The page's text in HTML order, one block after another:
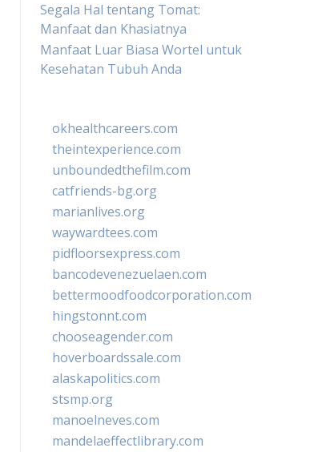
Segala Hal tentang Tomat:
Manfaat dan Khasiatnya
Manfaat Luar Biasa Wortel untuk
Kesehatan Tubuh Anda
okhealthcareers.com
theintexperience.com
unboundedthefilm.com
catfriends-bg.org
marianlives.org
waywardtees.com
pidfloorsexpress.com
bancodevenezuelaen.com
bettermoodfoodcorporation.com
hingstonnt.com
chooseagender.com
hoverboardssale.com
alaskapolitics.com
stsmp.org
manoelneves.com
mandelaeffectlibrary.com